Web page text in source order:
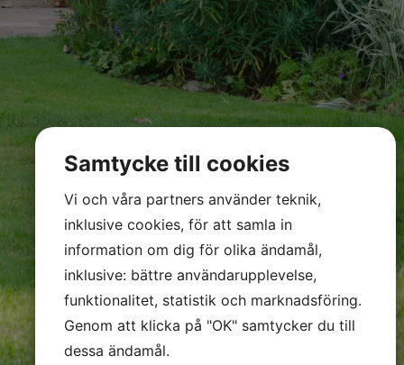
Samtycke till cookies
Vi och våra partners använder teknik,
inklusive cookies, för att samla in
information om dig för olika ändamål,
inklusive: bättre användarupplevelse,
funktionalitet, statistik och marknadsföring.
Genom att klicka på "OK" samtycker du till
dessa ändamål.